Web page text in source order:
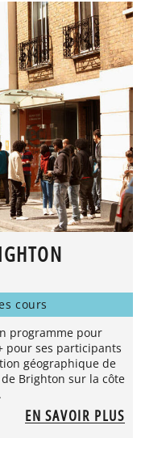
cours
programme pour
pour ses participants
géographique de
Brighton sur la côte
EN SAVOIR PLUS